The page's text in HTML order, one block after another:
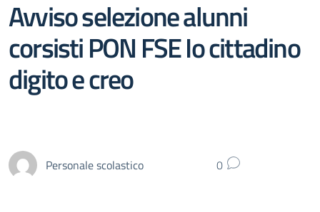
Avviso selezione alunni
corsisti PON FSE Io cittadino
digito e creo
Personale scolastico 0